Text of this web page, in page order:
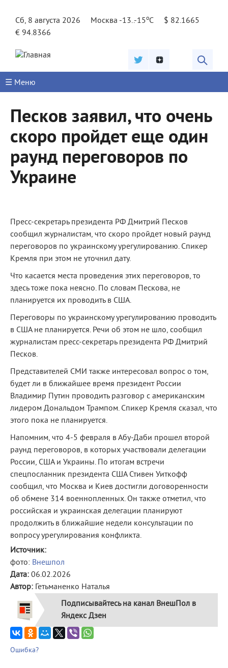
Сб, 8 августа 2026
Москва -13..-15oC
$ 82.1665
€ 94.8366
☰ Меню
Песков заявил, что очень
скоро пройдет еще один
раунд переговоров по
Украине
Пресс-секретарь президента РФ Дмитрий Песков
сообщил журналистам, что скоро пройдет новый раунд
переговоров по украинскому урегулированию. Спикер
Кремля при этом не уточнил дату.
Что касается места проведения этих переговоров, то
здесь тоже пока неясно. По словам Пескова, не
планируется их проводить в США.
Переговоры по украинскому урегулированию проводить
в США не планируется. Речи об этом не шло, сообщил
журналистам пресс-секретарь президента РФ Дмитрий
Песков.
Представителей СМИ также интересовал вопрос о том,
будет ли в ближайшее время президент России
Владимир Путин проводить разговор с американским
лидером Дональдом Трампом. Спикер Кремля сказал, что
этого пока не планируется.
Напомним, что 4-5 февраля в Абу-Даби прошел второй
раунд переговоров, в которых участвовали делегации
России, США и Украины. По итогам встречи
спецпосланник президента США Стивен Уиткофф
сообщил, что Москва и Киев достигли договоренности
об обмене 314 военнопленных. Он также отметил, что
российская и украинская делегации планируют
продолжить в ближайшие недели консультации по
вопросу урегулирования конфликта.
Источник:
фото: Внешпол
Дата: 06.02.2026
Автор: Гетьманенко Наталья
Подписывайтесь на канал ВнешПол в
Яндекс Дзен
Ошибка?